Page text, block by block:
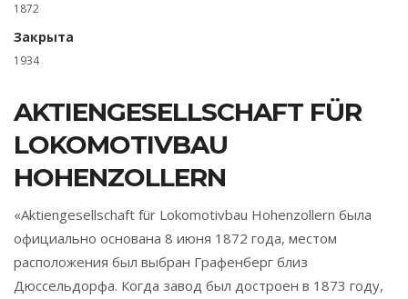
1872
Закрыта
1934
AKTIENGESELLSCHAFT FÜR
LOKOMOTIVBAU
HOHENZOLLERN
«Aktiengesellschaft für Lokomotivbau Hohenzollern была
официально основана 8 июня 1872 года, местом
расположения был выбран Графенберг близ
Дюссельдорфа. Когда завод был достроен в 1873 году,